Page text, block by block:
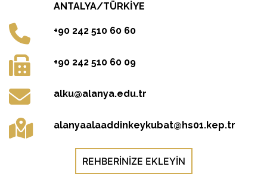
ANTALYA/TÜRKİYE
+90 242 510 60 60
+90 242 510 60 09
alku@alanya.edu.tr
alanyaalaaddinkeykubat@hs01.kep.tr
REHBERINIZE EKLEYIN